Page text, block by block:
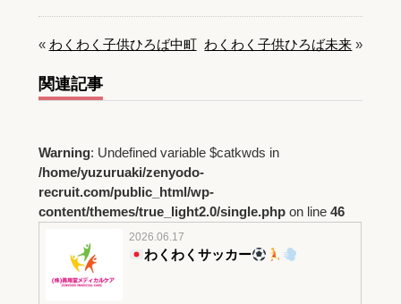
« わくわく子供ひろば中町 わくわく子供ひろば未来 »
関連記事
Warning: Undefined variable $catkwds in
/home/yuzuruaki/zenyodo-
recruit.com/public_html/wp-
content/themes/true_light2.0/single.phpon line 46
2026.06.17
わくわくサッカー